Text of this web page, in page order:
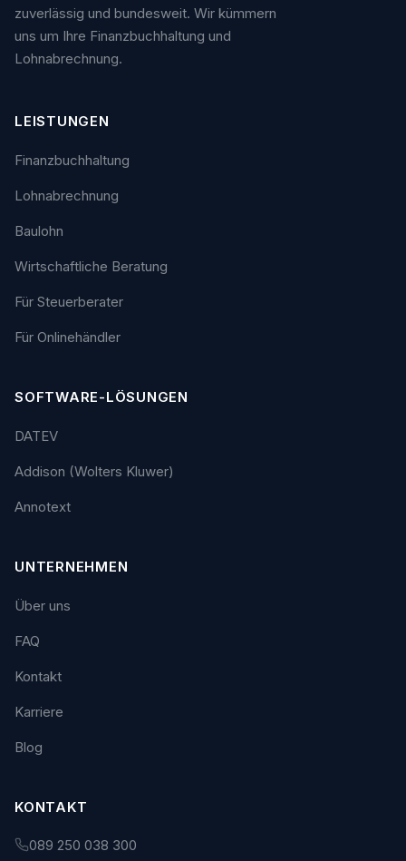
zuverlässig und bundesweit. Wir kümmern
uns um Ihre Finanzbuchhaltung und
Lohnabrechnung.
LEISTUNGEN
Finanzbuchhaltung
Lohnabrechnung
Baulohn
Wirtschaftliche Beratung
Für Steuerberater
Für Onlinehändler
SOFTWARE-LÖSUNGEN
DATEV
Addison (Wolters Kluwer)
Annotext
UNTERNEHMEN
Über uns
FAQ
Kontakt
Karriere
Blog
KONTAKT
089 250 038 300